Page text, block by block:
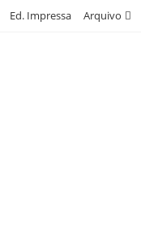
Ed. Impressa Arquivo